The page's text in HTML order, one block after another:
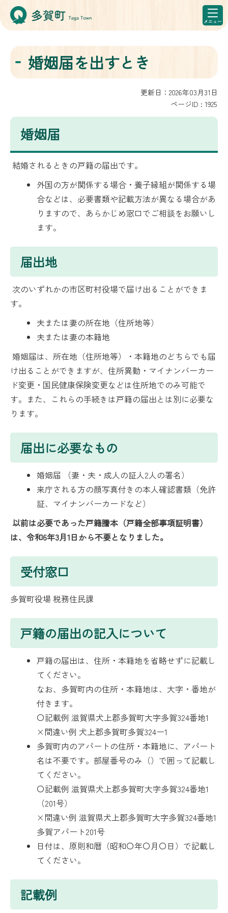
婚姻届を出すとき
更新日：2026年03月31日
ページID : 1925
婚姻届
結婚されるときの戸籍の届出です。
外国の方が関係する場合・養子縁組が関係する場
合などは、必要書類や記載方法が異なる場合があ
りますので、あらかじめ窓口でご相談をお願いし
ます。
届出地
次のいずれかの市区町村役場で届け出ることができま
す。
夫または妻の所在地（住所地等）
夫または妻の本籍地
婚姻届は、所在地（住所地等）・本籍地のどちらでも届
け出ることができますが、住所異動・マイナンバーカー
ド変更・国民健康保険変更などは住所地でのみ可能で
す。また、これらの手続きは戸籍の届出とは別に必要な
ります。
届出に必要なもの
婚姻届 （妻・夫・成人の証人2人の署名）
来庁される方の顔写真付きの本人確認書類（免許
証、マイナンバーカードなど）
以前は必要であった戸籍謄本（戸籍全部事項証明書）
は、令和6年3月1日から不要となりました。
受付窓口
多賀町役場 税務住民課
戸籍の届出の記入について
戸籍の届出は、住所・本籍地を省略せずに記載し
てください。
なお、多賀町内の住所・本籍地は、大字・番地が
付きます。
〇記載例 滋賀県犬上郡多賀町大字多賀324番地1
×間違い例 犬上郡多賀町多賀324ー1
多賀町内のアパートの住所・本籍地に、アパート
名は不要です。部屋番号のみ（）で囲って記載し
てください。
〇記載例 滋賀県犬上郡多賀町大字多賀324番地1
（201号）
×間違い例 滋賀県犬上郡多賀町大字多賀324番地1
多賀アパート201号
日付は、原則和暦（昭和〇年〇月〇日）で記載し
てください。
記載例